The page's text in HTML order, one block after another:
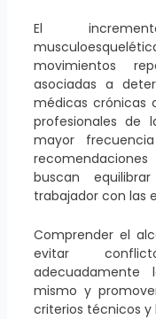
El
movimientos
asociadas a
médicas crónicas
profesionales de
mayor
buscan
trabajador con las
Comprender el
evitar
adecuadamente
mismo y
criterios técnicos y